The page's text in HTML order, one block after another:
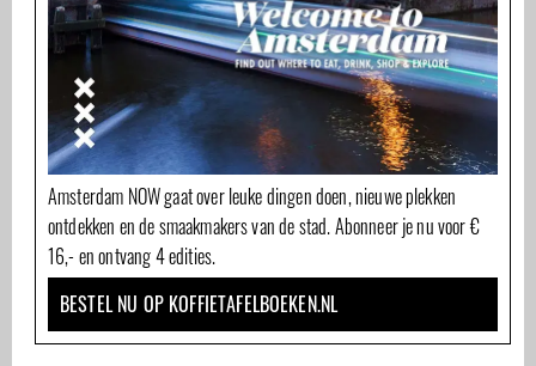
Amsterdam NOW gaat over leuke dingen doen, nieuwe plekken
ontdekken en de smaakmakers van de stad. Abonneer je nu voor €
16,- en ontvang 4 edities.
BESTEL NU OP KOFFIETAFELBOEKEN.NL